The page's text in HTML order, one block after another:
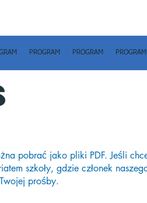
PROGRAM PROGRAM PROGRAM
pobrać jako pliki PDF. Jeśli
szkoły, gdzie członek
prośby.